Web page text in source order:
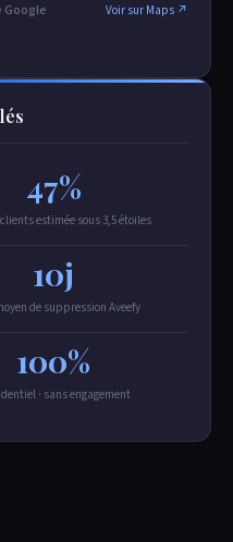
Google Voir sur Maps ↗
47%
estimée sous 3,5 étoiles
10j
de suppression Aveefy
100%
· sans engagement